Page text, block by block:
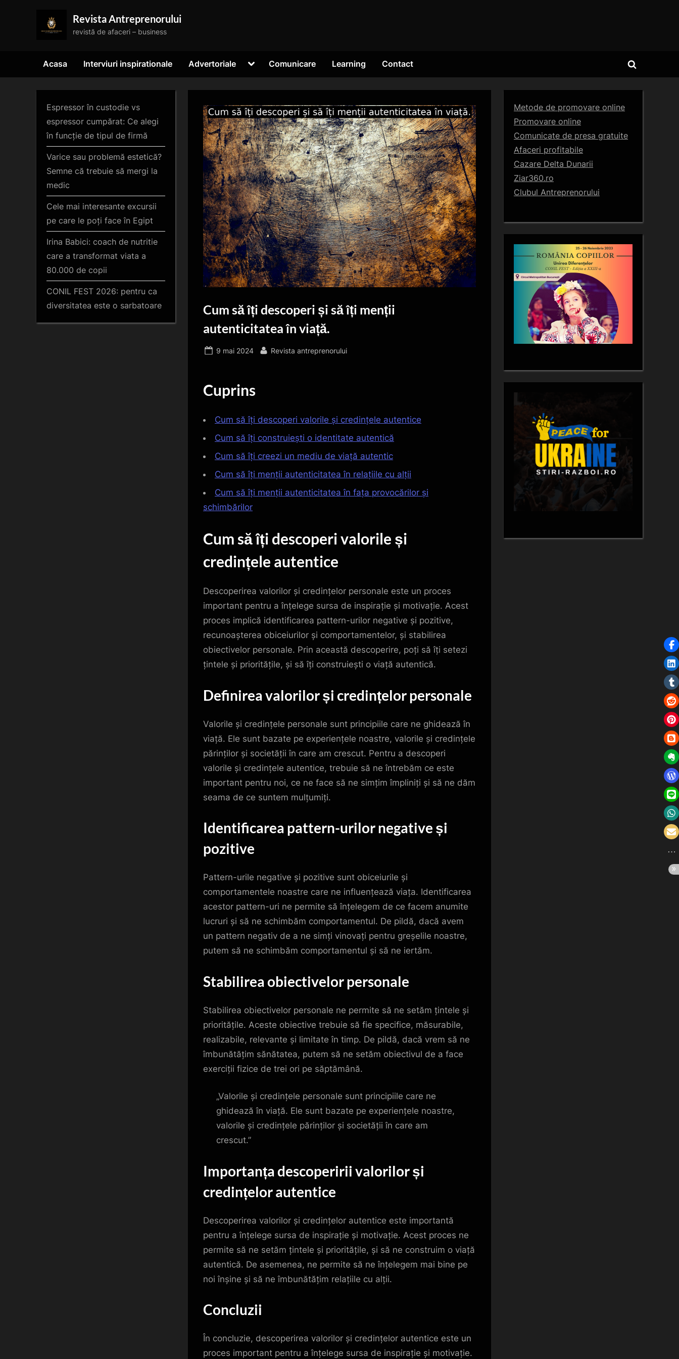
Revista Antreprenorului
revistă de afaceri – business
Acasa Interviuri inspirationale Advertoriale
Toggle
menu
Comunicare Learning Contact
Toggle
Cum să îți descoperi și să îți menții
autenticitatea în viață.
Posted
9 mai 2024 By
Revista antreprenorului
Cuprins
Cum să îți descoperi valorile și credințele autentice
Cum să îți construiești o identitate autentică
Cum să îți creezi un mediu de viață autentic
Cum să îți menții autenticitatea în relațiile cu alții
Cum să îți menții autenticitatea în fața provocărilor și
schimbărilor
Cum să îți descoperi valorile și
credințele autentice
Descoperirea valorilor și credințelor personale este un proces
important pentru a înțelege sursa de inspirație și motivație. Acest
proces implică identificarea pattern-urilor negative și pozitive,
recunoașterea obiceiurilor și comportamentelor, și stabilirea
obiectivelor personale. Prin această descoperire, poți să îți setezi
țintele și prioritățile, și să îți construiești o viață autentică.
Definirea valorilor și credințelor personale
Valorile și credințele personale sunt principiile care ne ghidează în
viață. Ele sunt bazate pe experiențele noastre, valorile și credințele
părinților și societății în care am crescut. Pentru a descoperi
valorile și credințele autentice, trebuie să ne întrebăm ce este
important pentru noi, ce ne face să ne simțim împliniți și să ne dăm
seama de ce suntem mulțumiți.
Identificarea pattern-urilor negative și
pozitive
Pattern-urile negative și pozitive sunt obiceiurile și
comportamentele noastre care ne influențează viața. Identificarea
acestor pattern-uri ne permite să înțelegem de ce facem anumite
lucruri și să ne schimbăm comportamentul. De pildă, dacă avem
un pattern negativ de a ne simți vinovați pentru greșelile noastre,
putem să ne schimbăm comportamentul și să ne iertăm.
Stabilirea obiectivelor personale
Stabilirea obiectivelor personale ne permite să ne setăm țintele și
prioritățile. Aceste obiective trebuie să fie specifice, măsurabile,
realizabile, relevante și limitate în timp. De pildă, dacă vrem să ne
îmbunătățim sănătatea, putem să ne setăm obiectivul de a face
exerciții fizice de trei ori pe săptămână.
„Valorile și credințele personale sunt principiile care ne
ghidează în viață. Ele sunt bazate pe experiențele noastre,
valorile și credințele părinților și societății în care am
crescut.”
Importanța descoperirii valorilor și
credințelor autentice
Descoperirea valorilor și credințelor autentice este importantă
pentru a înțelege sursa de inspirație și motivație. Acest proces ne
permite să ne setăm țintele și prioritățile, și să ne construim o viață
autentică. De asemenea, ne permite să ne înțelegem mai bine pe
noi înșine și să ne îmbunătățim relațiile cu alții.
Concluzii
În concluzie, descoperirea valorilor și credințelor autentice este un
proces important pentru a înțelege sursa de inspirație și motivație.
Espressor în custodie vs
espressor cumpărat: Ce alegi
în funcție de tipul de firmă
Varice sau problemă estetică?
Semne că trebuie să mergi la
medic
Cele mai interesante excursii
pe care le poți face în Egipt
Irina Babici: coach de nutritie
care a transformat viata a
80.000 de copii
CONIL FEST 2026: pentru ca
diversitatea este o sarbatoare
Metode de promovare online
Promovare online
Comunicate de presa gratuite
Afaceri profitabile
Cazare Delta Dunarii
Ziar360.ro
Clubul Antreprenorului